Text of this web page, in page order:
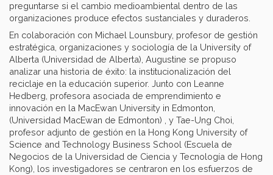
preguntarse si el cambio medioambiental dentro de las
organizaciones produce efectos sustanciales y duraderos.
En colaboración con Michael Lounsbury, profesor de gestión
estratégica, organizaciones y sociología de la University of
Alberta (Universidad de Alberta), Augustine se propuso
analizar una historia de éxito: la institucionalización del
reciclaje en la educación superior. Junto con Leanne
Hedberg, profesora asociada de emprendimiento e
innovación en la MacEwan University in Edmonton,
(Universidad MacEwan de Edmonton) , y Tae-Ung Choi,
profesor adjunto de gestión en la Hong Kong University of
Science and Technology Business School (Escuela de
Negocios de la Universidad de Ciencia y Tecnología de Hong
Kong), los investigadores se centraron en los esfuerzos de